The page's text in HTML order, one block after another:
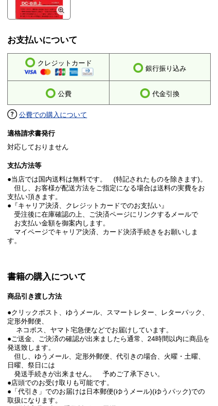
お支払いについて
クレジットカード
銀行振り込み
公費 代金引換
公費での購入について
適格請求書発行
対応しておりません
支払方法等
●当店では国内送料は無料です。 (特記されたものを除きます)。
但し、お客様が配送方法をご指定になる場合は送料の実費をお
支払い頂きます。
●『キャリア決済、クレジットカードでのお支払い』
受注後に在庫確認の上、ご決済ページにリンクするメールで
お支払い金額を御案内します。
マイページでキャリア決済、カード決済手続きをお願いしま
す。
書籍の購入について
商品引き渡し方法
●クリックポスト、ゆうメール、スマートレター、レターパック、
定形外郵便、
ネコポス、ヤマト宅急便などでお届けしています。
●ご送金、ご決済の確認が出来ましたら通常、24時間以内に商品を
発送致します。
但し、ゆうメール、定形外郵便、代引きの場合、火曜・土曜、
日曜、祭日には
発送手続きが出来ません。 予めご了承下さい。
●店頭でのお受け取りも可能です。
●「代引き」でのお届けは日本郵便(ゆうメール)(ゆうパック)での
取扱になります。